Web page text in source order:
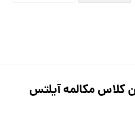
کلاس مکالمه آیلتس